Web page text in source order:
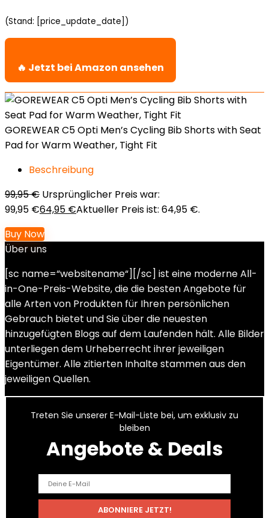
(Stand: [price_update_date])
🔥 Jetzt bei Amazon ansehen
GOREWEAR C5 Opti Men’s Cycling Bib Shorts with Seat
Pad for Warm Weather, Tight Fit
Beschreibung
99,95€ Ursprünglicher Preis war:
99,95 €64,95 €Aktueller Preis ist: 64,95 €.
Buy Now
Über uns
[sc name=“websitename“][/sc] ist eine moderne All-
in-One-Preis-Website, die die besten Angebote für
alle Arten von Produkten für Ihren persönlichen
Gebrauch bietet und Sie über die neuesten
hinzugefügten Blogs auf dem Laufenden hält. Alle Bilder
unterliegen dem Urheberrecht ihrer jeweiligen
Eigentümer. Alle zitierten Inhalte stammen aus den
jeweiligen Quellen.
Treten Sie unserer E-Mail-Liste bei, um exklusiv zu
bleiben
Angebote & Deals